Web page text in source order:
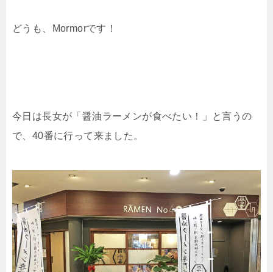
どうも、Mormorです！
今日は長女が「醤油ラーメンが食べたい！」と言うの
で、40番に行って来ました。